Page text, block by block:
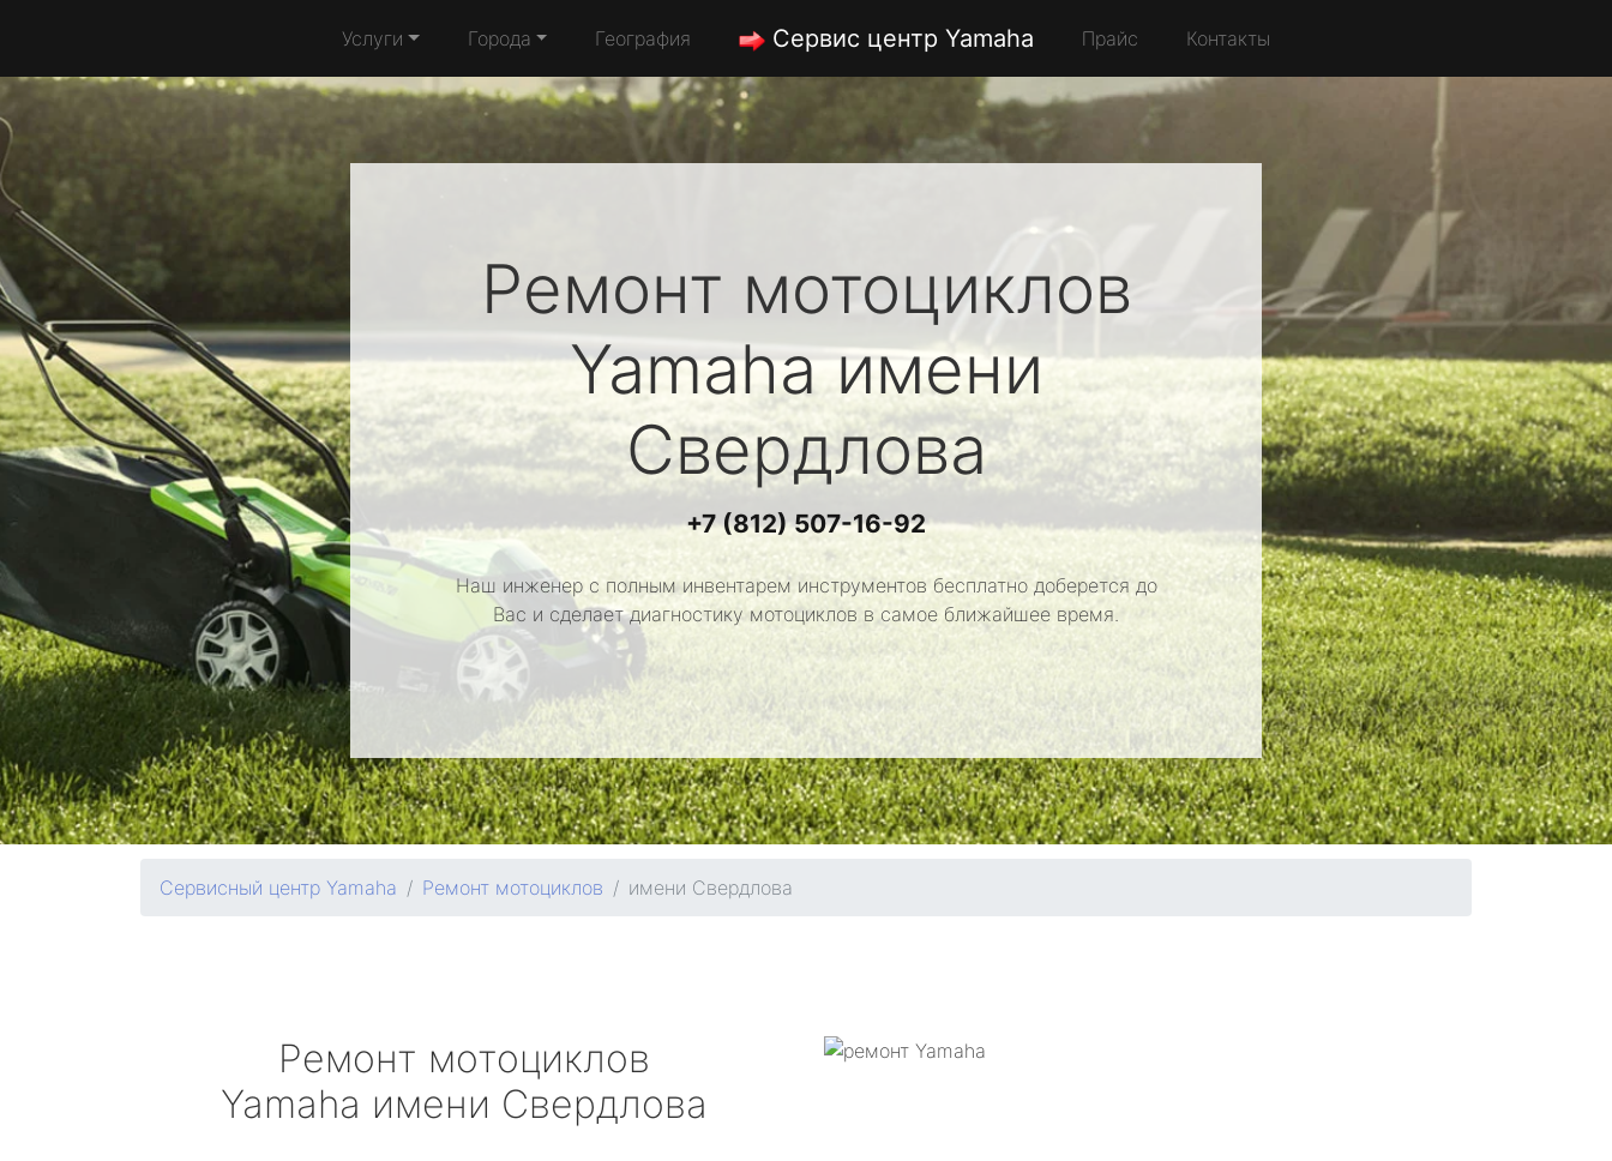
Услуги Города География Сервис центр Yamaha Прайс Контакты
Ремонт мотоциклов
Yamahaимени
Свердлова
+7 (812) 507-16-92
Наш инженер с полным инвентарем инструментов бесплатно доберется до
Вас и сделает диагностику мотоциклов в самое ближайшее время.
Сервисный центр Yamaha Ремонт мотоциклов имени Свердлова
Ремонт мотоциклов
Yamaha имени Свердлова